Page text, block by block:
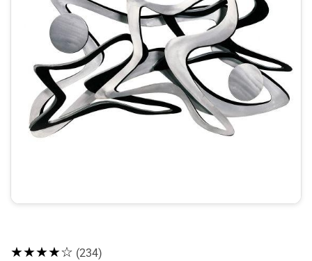
★★★★☆ (234)